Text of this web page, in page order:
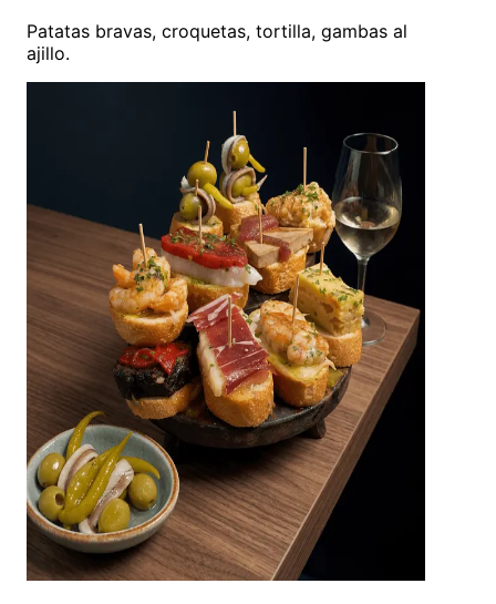
Patatas bravas, croquetas, tortilla, gambas al
ajillo.